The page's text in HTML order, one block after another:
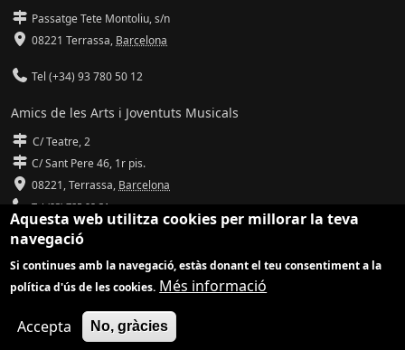
Passatge Tete Montoliu, s/n
08221 Terrassa, Barcelona
Tel (+34) 93 780 50 12
Amics de les Arts i Joventuts Musicals
C/ Teatre, 2
C/ Sant Pere 46, 1r pis.
08221,Terrassa, Barcelona
Tel (93) 785 92 31
info@amicsdelesarts-jjmm.cat
www.amicsdelesarts-jjmm.cat
Adaptació de
Aquesta web utilitza cookies per millorar la teva
navegació
Si continues amb la navegació, estàs donant el teu consentiment a la
política d'ús de les cookies. Més informació
Accepta No, gràcies